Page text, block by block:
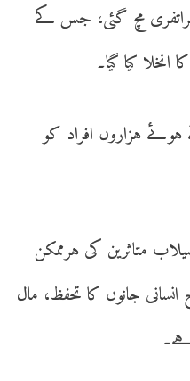
مچ گئی، جس کے
کیا گیا۔
ہزاروں افراد کو
متاثرین کی ہرممکن
جانوں کا تحفظ، مال